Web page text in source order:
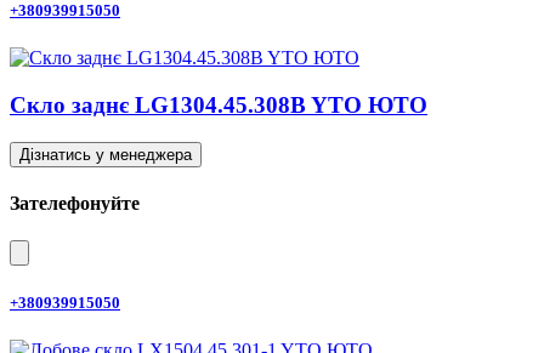
+380939915050
Скло заднє LG1304.45.308B YTO ЮТО
Дізнатись у менеджера
Зателефонуйте
+380939915050